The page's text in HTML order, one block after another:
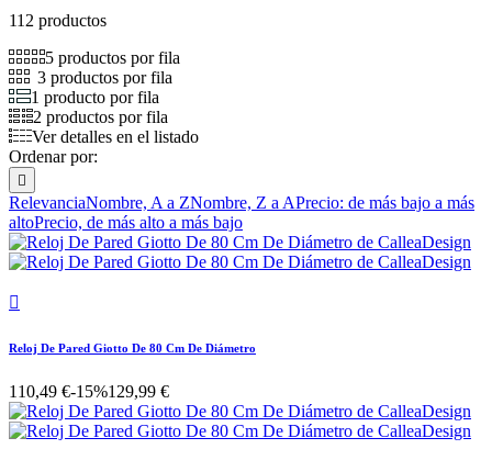
112 productos
5 productos por fila
3 productos por fila
1 producto por fila
2 productos por fila
Ver detalles en el listado
Ordenar por:

RelevanciaNombre, A a ZNombre, Z a APrecio: de más bajo a más
altoPrecio, de más alto a más bajo

Reloj De Pared Giotto De 80 Cm De Diámetro
110,49 €-15%129,99 €